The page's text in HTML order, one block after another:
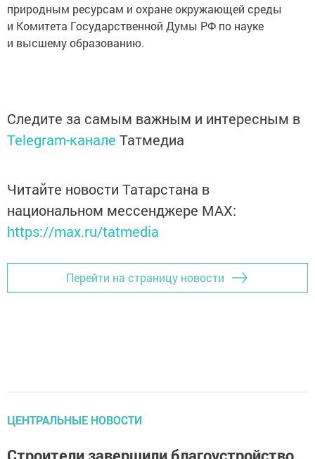
природным ресурсам и охране окружающей среды
и Комитета Государственной Думы РФ по науке
и высшему образованию.
Следите за самым важным и интересным в
Telegram-канале Татмедиа
Читайте новости Татарстана в
национальном мессенджере MАХ:
https://max.ru/tatmedia
Перейти на страницу новости
ЦЕНТРАЛЬНЫЕ НОВОСТИ